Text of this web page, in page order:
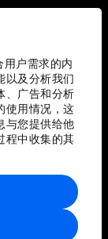
户需求的内
以及分析我们
、广告和分析
使用情况，这
与您提供给他
程中收集的其